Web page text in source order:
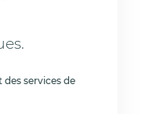
services de